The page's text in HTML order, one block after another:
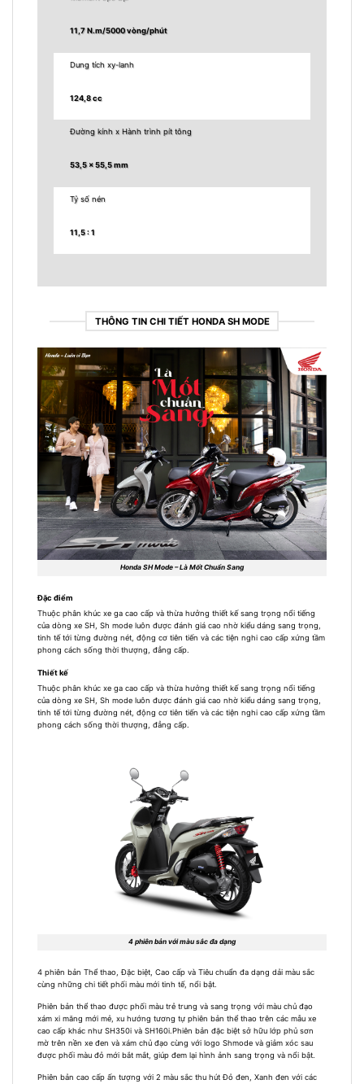
11,7 N.m/5000 vòng/phút
Dung tích xy-lanh
124,8 cc
Đường kính x Hành trình pít tông
53,5 x 55,5 mm
Tỷ số nén
11,5 : 1
THÔNG TIN CHI TIẾT HONDA SH MODE
Honda SH Mode – Là Mốt Chuẩn Sang
Đặc điểm
Thuộc phân khúc xe ga cao cấp và thừa hưởng thiết kế sang trọng nổi tiếng
của dòng xe SH, Sh mode luôn được đánh giá cao nhờ kiểu dáng sang trọng,
tinh tế tới từng đường nét, động cơ tiên tiến và các tiện nghi cao cấp xứng tầm
phong cách sống thời thượng, đẳng cấp.
Thiết kế
Thuộc phân khúc xe ga cao cấp và thừa hưởng thiết kế sang trọng nổi tiếng
của dòng xe SH, Sh mode luôn được đánh giá cao nhờ kiểu dáng sang trọng,
tinh tế tới từng đường nét, động cơ tiên tiến và các tiện nghi cao cấp xứng tầm
phong cách sống thời thượng, đẳng cấp.
4 phiên bản với màu sắc đa dạng
4 phiên bản Thể thao, Đặc biệt, Cao cấp và Tiêu chuẩn đa dạng dải màu sắc
cùng những chi tiết phối màu mới tinh tế, nổi bật.
Phiên bản thể thao được phối màu trẻ trung và sang trọng với màu chủ đạo
xám xi măng mới mẻ, xu hướng tương tự phiên bản thể thao trên các mẫu xe
cao cấp khác như SH350i và SH160i.Phiên bản đặc biệt sở hữu lớp phủ sơn
mờ trên nền xe đen và xám chủ đạo cùng với logo Shmode và giảm xóc sau
được phối màu đỏ mới bắt mắt, giúp đem lại hình ảnh sang trọng và nổi bật.
Phiên bản cao cấp ấn tượng với 2 màu sắc thu hút Đỏ đen, Xanh đen với các